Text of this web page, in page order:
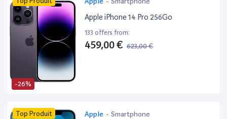
-26%
Apple iPhone 14 Pro 256Go
133 offers from:
459,00 € 623,00 €
Top Produit Apple - Smartphone